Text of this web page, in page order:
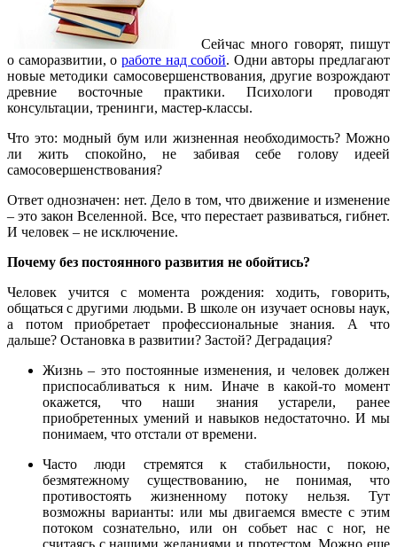
Сейчас много говорят, пишут
о саморазвитии, о работе над собой. Одни авторы предлагают
новые методики самосовершенствования, другие возрождают
древние восточные практики. Психологи проводят
консультации, тренинги, мастер-классы.
Что это: модный бум или жизненная необходимость? Можно
ли жить спокойно, не забивая себе голову идеей
самосовершенствования?
Ответ однозначен: нет. Дело в том, что движение и изменение
– это закон Вселенной. Все, что перестает развиваться, гибнет.
И человек – не исключение.
Почему без постоянного развития не обойтись?
Человек учится с момента рождения: ходить, говорить,
общаться с другими людьми. В школе он изучает основы наук,
а потом приобретает профессиональные знания. А что
дальше? Остановка в развитии? Застой? Деградация?
Жизнь – это постоянные изменения, и человек должен
приспосабливаться к ним. Иначе в какой-то момент
окажется, что наши знания устарели, ранее
приобретенных умений и навыков недостаточно. И мы
понимаем, что отстали от времени.
Часто люди стремятся к стабильности, покою,
безмятежному существованию, не понимая, что
противостоять жизненному потоку нельзя. Тут
возможны варианты: или мы двигаемся вместе с этим
потоком сознательно, или он собьет нас с ног, не
считаясь с нашими желаниями и протестом. Можно еще